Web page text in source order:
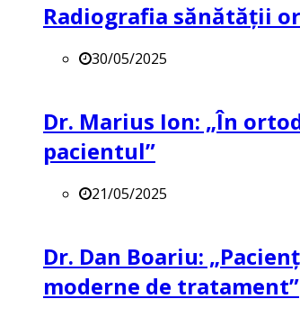
Radiografia sănătății
30/05/2025
Dr. Marius Ion: „În
pacientul”
21/05/2025
Dr. Dan Boariu:
moderne de tratament”